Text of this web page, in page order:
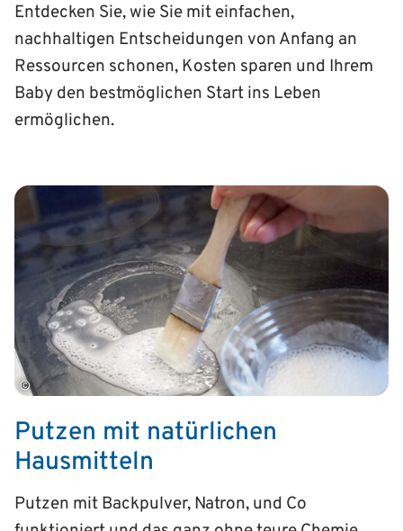
Entdecken Sie, wie Sie mit einfachen,
nachhaltigen Entscheidungen von Anfang an
Ressourcen schonen, Kosten sparen und Ihrem
Baby den bestmöglichen Start ins Leben
ermöglichen.
©
Putzen mit natürlichen
Hausmitteln
Putzen mit Backpulver, Natron, und Co